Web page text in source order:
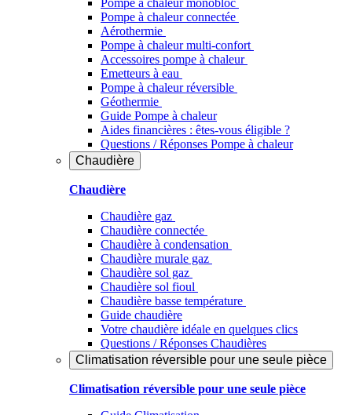
Pompe à chaleur monobloc
Pompe à chaleur connectée
Aérothermie
Pompe à chaleur multi-confort
Accessoires pompe à chaleur
Emetteurs à eau
Pompe à chaleur réversible
Géothermie
Guide Pompe à chaleur
Aides financières : êtes-vous éligible ?
Questions / Réponses Pompe à chaleur
Chaudière
Chaudière
Chaudière gaz
Chaudière connectée
Chaudière à condensation
Chaudière murale gaz
Chaudière sol gaz
Chaudière sol fioul
Chaudière basse température
Guide chaudière
Votre chaudière idéale en quelques clics
Questions / Réponses Chaudières
Climatisation réversible pour une seule pièce
Climatisation réversible pour une seule pièce